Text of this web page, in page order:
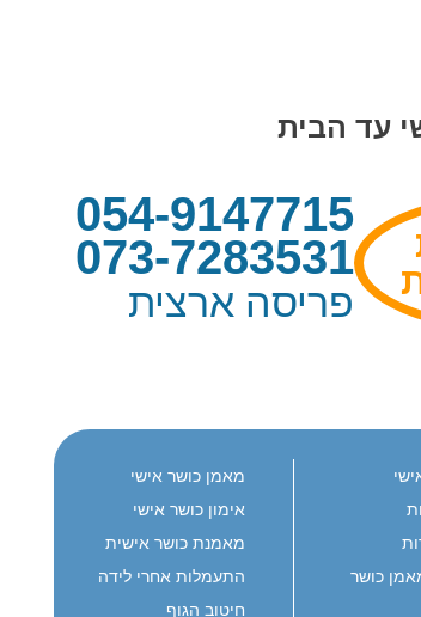
עד הבית
054-9147715
073-7283531
פריסה ארצית
כושר
מאמן כושר אישי
אימון כושר אישי
מאמנת כושר אישית
התעמלות אחרי לידה
חיטוב הגוף